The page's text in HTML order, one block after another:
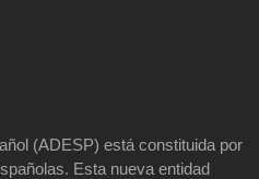
(ADESP) está constituida por
Esta nueva entidad